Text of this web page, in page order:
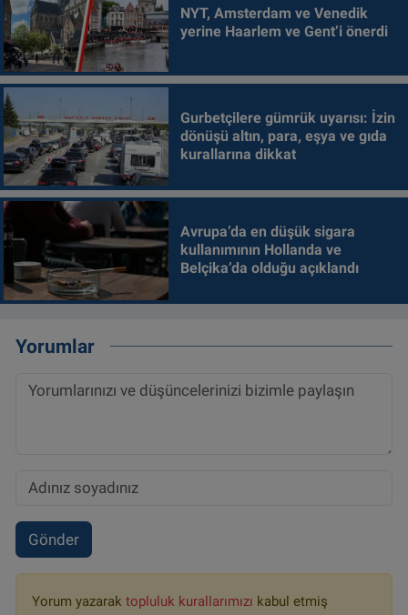
NYT, Amsterdam ve Venedik
yerine Haarlem ve Gent’i önerdi
Gurbetçilere gümrük uyarısı: İzin
dönüşü altın, para, eşya ve gıda
kurallarına dikkat
Avrupa’da en düşük sigara
kullanımının Hollanda ve
Belçika’da olduğu açıklandı
Yorumlar
Gönder
Yorum yazarak topluluk kurallarımızı kabul etmiş